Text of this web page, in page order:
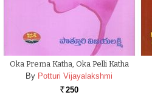
Oka Prema Katha, Oka Pelli Katha
By Potturi Vijayalakshmi
Rs. 250